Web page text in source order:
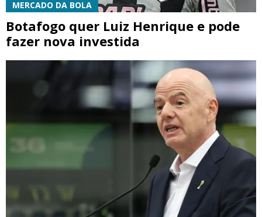
MERCADO DA BOLA
Botafogo quer Luiz Henrique e pode
fazer nova investida